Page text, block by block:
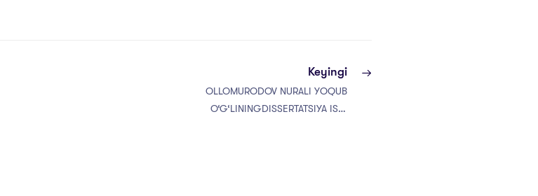
Keyingi
OLLOMURODOV NURALI YOQUB
O‘G‘LININGDISSERTATSIYA ISHI